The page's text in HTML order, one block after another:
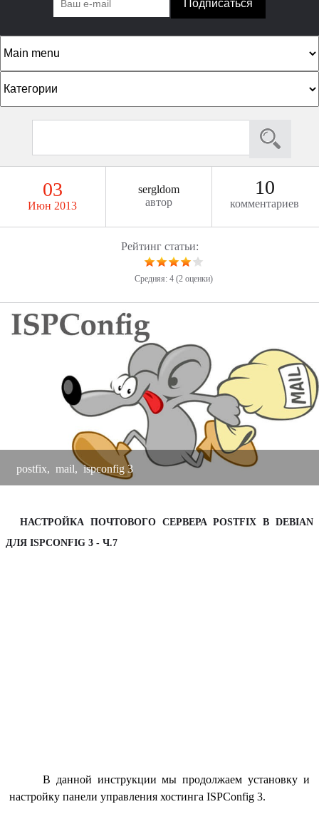
К
с
03
Июн 2013
sergldom
автор
10
комментариев
Рейтинг статьи:
Средняя: 4 (2 оценки)
postfix, mail, ispconfig 3
НАСТРОЙКА ПОЧТОВОГО СЕРВЕРА POSTFIX В DEBIAN
ДЛЯ ISPCONFIG 3 - Ч.7
В данной инструкции мы продолжаем установку и
настройку панели управления хостинга ISPConfig 3.